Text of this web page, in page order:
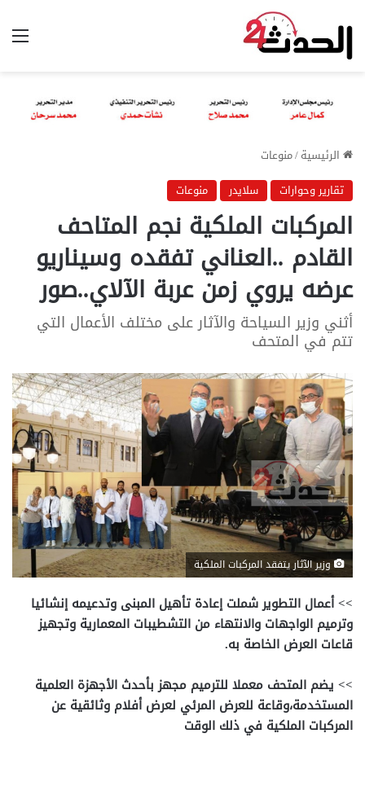
الرئيسية/منوعات
تقارير وحوارات
سلايدر منوعات
المركبات الملكية نجم المتاحف
القادم ..العناني تفقده وسيناريو
عرضه يروي زمن عربة الآلاي..صور
أثني وزير السياحة والآثار على مختلف الأعمال التي
تتم في المتحف
وزير الآثار يتفقد المركبات الملكية
>> أعمال التطوير شملت إعادة تأهيل المبنى وتدعيمه إنشائيا
وترميم الواجهات والانتهاء من التشطيبات المعمارية وتجهيز
قاعات العرض الخاصة به.
>> يضم المتحف معملا للترميم مجهز بأحدث الأجهزة العلمية
المستخدمة،وقاعة للعرض المرئي لعرض أفلام وثائقية عن
المركبات الملكية في ذلك الوقت